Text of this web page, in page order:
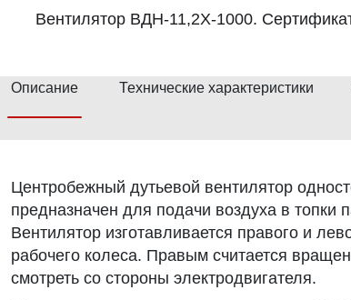
Вентилятор ВДН-11,2Х-1000.
Описание Технические характеристики
Центробежный дутьевой вентилятор
предназначен для подачи воздуха в топки
Вентилятор изготавливается правого и
рабочего колеса. Правым считается
смотреть со стороны электродвигателя.